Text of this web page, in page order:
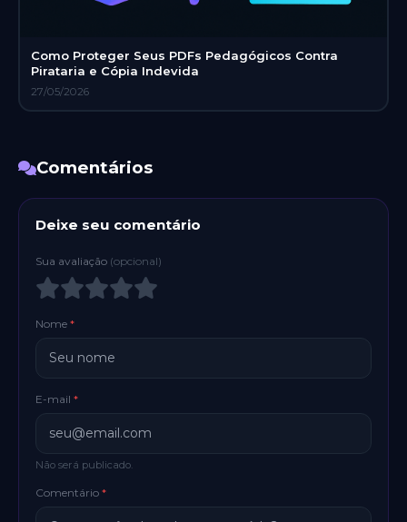
Como Proteger Seus PDFs Pedagógicos Contra
Pirataria e Cópia Indevida
27/05/2026
Comentários
Deixe seu comentário
Sua avaliação (opcional)
Nome *
E-mail *
Não será publicado.
Comentário *